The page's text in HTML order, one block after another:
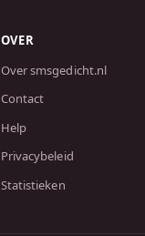
OVER
Over smsgedicht.nl
Contact
Help
Privacybeleid
Statistieken